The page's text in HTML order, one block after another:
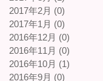
2017年2月 (0)
2017年1月 (0)
2016年12月 (0)
2016年11月 (0)
2016年10月 (1)
2016年9月 (0)